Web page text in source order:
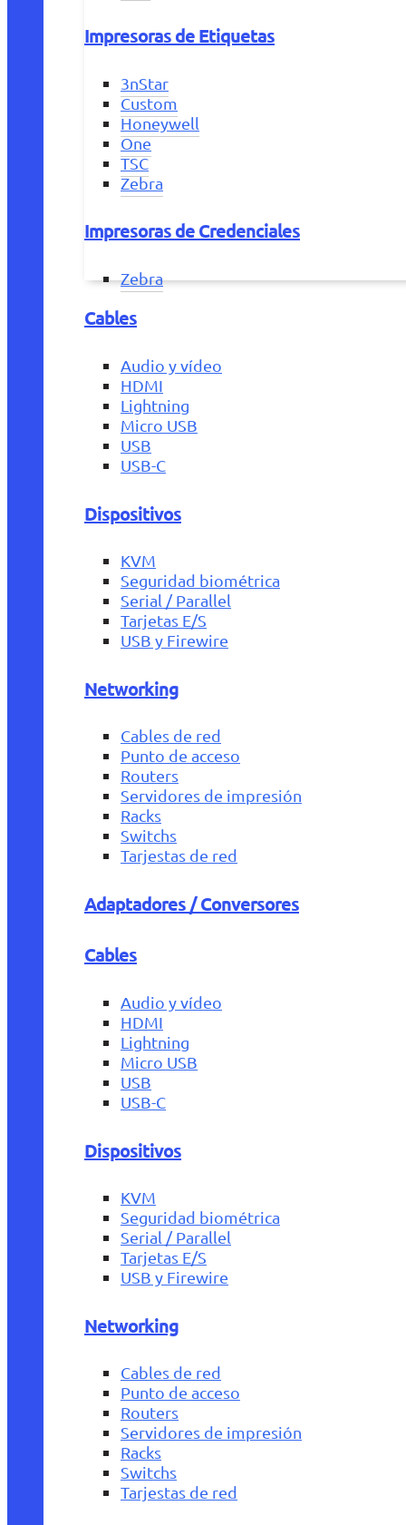
Impresoras de Etiquetas
3nStar
Custom
Honeywell
One
TSC
Zebra
Impresoras de Credenciales
Zebra
Cables
Audio y vídeo
HDMI
Lightning
Micro USB
USB
USB-C
Dispositivos
KVM
Seguridad biométrica
Serial / Parallel
Tarjetas E/S
USB y Firewire
Networking
Cables de red
Punto de acceso
Routers
Servidores de impresión
Racks
Switchs
Tarjestas de red
Adaptadores / Conversores
Cables
Audio y vídeo
HDMI
Lightning
Micro USB
USB
USB-C
Dispositivos
KVM
Seguridad biométrica
Serial / Parallel
Tarjetas E/S
USB y Firewire
Networking
Cables de red
Punto de acceso
Routers
Servidores de impresión
Racks
Switchs
Tarjestas de red